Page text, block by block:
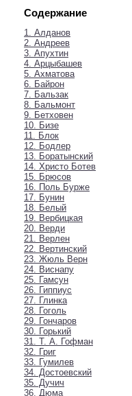
Содержание
1. Алданов
2. Андреев
3. Апухтин
4. Арцыбашев
5. Ахматова
6. Байрон
7. Бальзак
8. Бальмонт
9. Бетховен
10. Бизе
11. Блок
12. Бодлер
13. Боратынский
14. Христо Ботев
15. Брюсов
16. Поль Бурже
17. Бунин
18. Белый
19. Вербицкая
20. Верди
21. Верлен
22. Вертинский
23. Жюль Верн
24. Виснапу
25. Гамсун
26. Гиппиус
27. Глинка
28. Гоголь
29. Гончаров
30. Горький
31. Т. А. Гофман
32. Григ
33. Гумилев
34. Достоевский
35. Дучич
36. Дюма